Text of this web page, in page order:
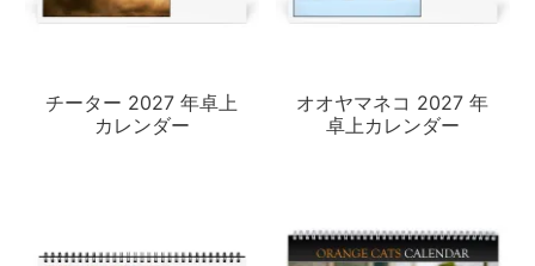
チーター 2027 年卓上
カレンダー
オオヤマネコ 2027 年
卓上カレンダー